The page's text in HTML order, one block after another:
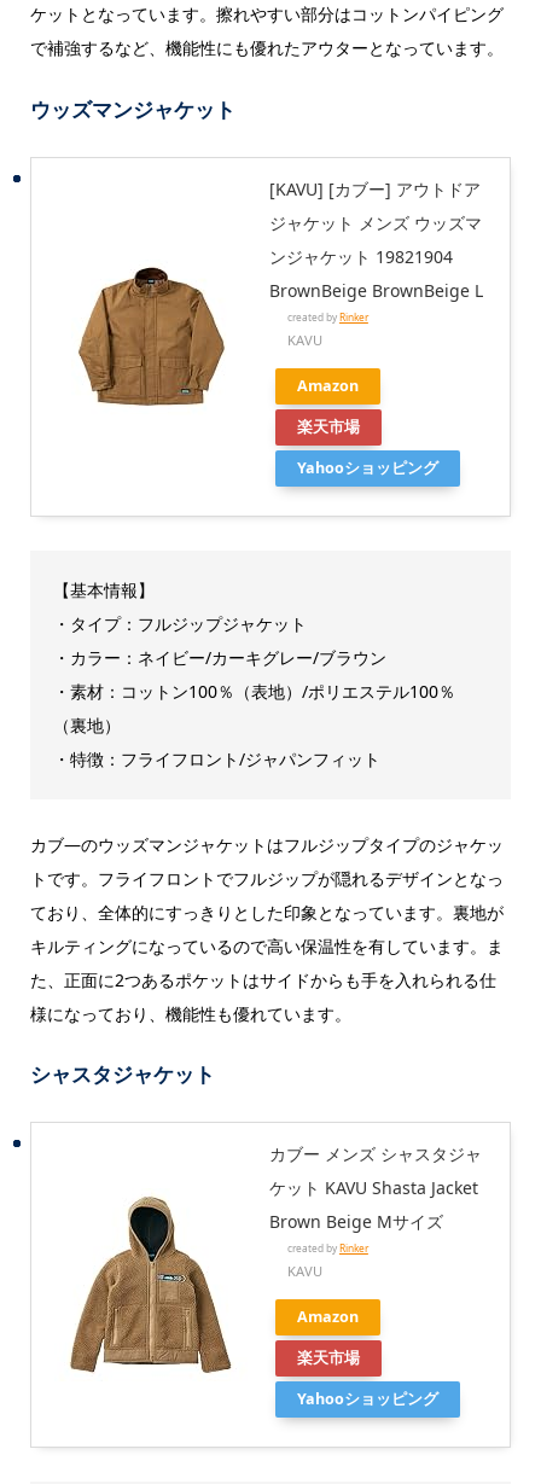
ケットとなっています。擦れやすい部分はコットンパイピング
で補強するなど、機能性にも優れたアウターとなっています。
ウッズマンジャケット
[KAVU] [カブー] アウトドア
ジャケット メンズ ウッズマ
ンジャケット 19821904
BrownBeige BrownBeige L
created byRinker
KAVU
Amazon
楽天市場
Yahooショッピング
【基本情報】
・タイプ：フルジップジャケット
・カラー：ネイビー/カーキグレー/ブラウン
・素材：コットン100％（表地）/ポリエステル100％
（裏地）
・特徴：フライフロント/ジャパンフィット
カブ―のウッズマンジャケットはフルジップタイプのジャケッ
トです。フライフロントでフルジップが隠れるデザインとなっ
ており、全体的にすっきりとした印象となっています。裏地が
キルティングになっているので高い保温性を有しています。ま
た、正面に2つあるポケットはサイドからも手を入れられる仕
様になっており、機能性も優れています。
シャスタジャケット
カブー メンズ シャスタジャ
ケット KAVU Shasta Jacket
Brown Beige Mサイズ
created byRinker
KAVU
Amazon
楽天市場
Yahooショッピング